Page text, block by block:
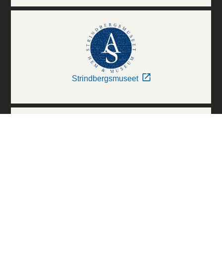
Strindbergsmuseet